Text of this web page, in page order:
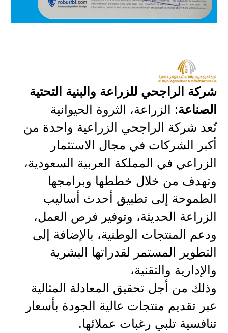
شركة الراجحي للزراعة والبنية التحتية
الصناعة: الزراعة، الثروة الحيوانية
تُعد شركة الراجحي الزراعية واحدة من
أكبر الشركات في مجال الاستثمار
الزراعي في المملكة العربية السعودية،
وتهدف من خلال خططها وبرامجها
الطموحة إلى تطبيق أحدث أساليب
الزراعة الحديثة، وتوفير فرص العمل،
ودعم المنتجات الوطنية، بالإضافة إلى
التطوير المستمر لقدراتها البشرية
والإدارية والتقنية،
وذلك من أجل تحقيق المعادلة المثالية
عبر تقديم منتجات عالية الجودة بأسعار
تنافسية تلبي رغبات عملائها.